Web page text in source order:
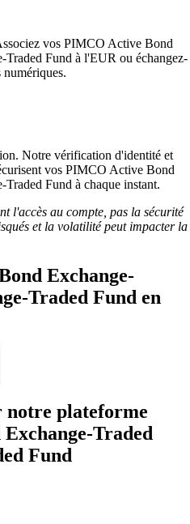
vos PIMCO Active Bond
Traded Fund à l'EUR ou échangez-
Notre vérification d'identité et
vos PIMCO Active Bond
Fund à chaque instant.
l'accès au compte, pas la sécurité
et la volatilité peut impacter la
Exchange-
Traded Fund en
notre plateforme
Traded
Fund